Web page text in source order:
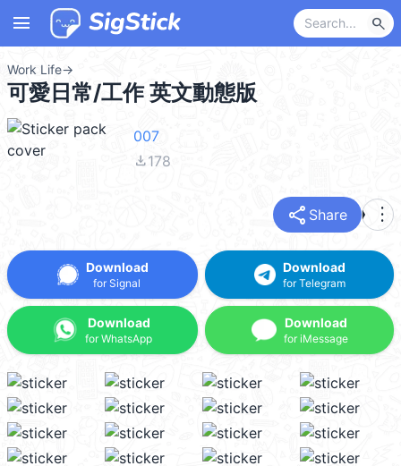
menu search
Work Life→
可愛日常/工作 英文動態版
007
file_download178
share Share more_vert
Download
for Signal
Download
for WhatsApp
Download
for Telegram
Download
for iMessage